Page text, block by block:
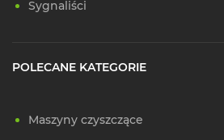
Sygnaliści
POLECANE KATEGORIE
Maszyny czyszczące